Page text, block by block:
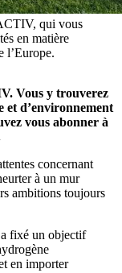
qui vous
en matière
l’Europe.
Vous y trouverez
et d’environnement
vous abonner à
concernant
à un mur
ambitions toujours
a fixé un objectif
en importer